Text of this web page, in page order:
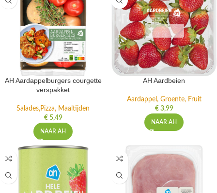
AH Aardappelburgers courgette
verspakket
Salades,Pizza, Maaltijden
€5,49
NAAR AH
AH Aardbeien
Aardappel, Groente, Fruit
€3,99
NAAR AH